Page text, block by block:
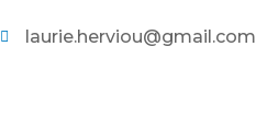
laurie.herviou@gmail.com